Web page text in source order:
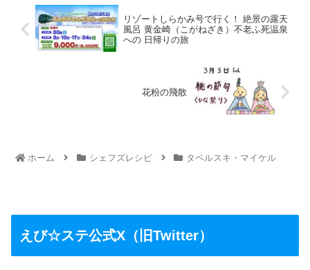
リゾートしらかみ号で行く！ 絶景の露天
風呂 黄金崎（こがねざき）不老ふ死温泉
への 日帰りの旅
花粉の飛散
ホーム シェフズレシピ タベルスキ・マイケル
えび☆ステ公式X（旧Twitter）